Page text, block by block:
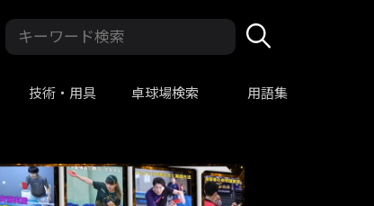
技術・用具 卓球場検索 用語集